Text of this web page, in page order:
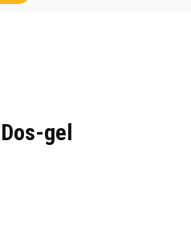
gel